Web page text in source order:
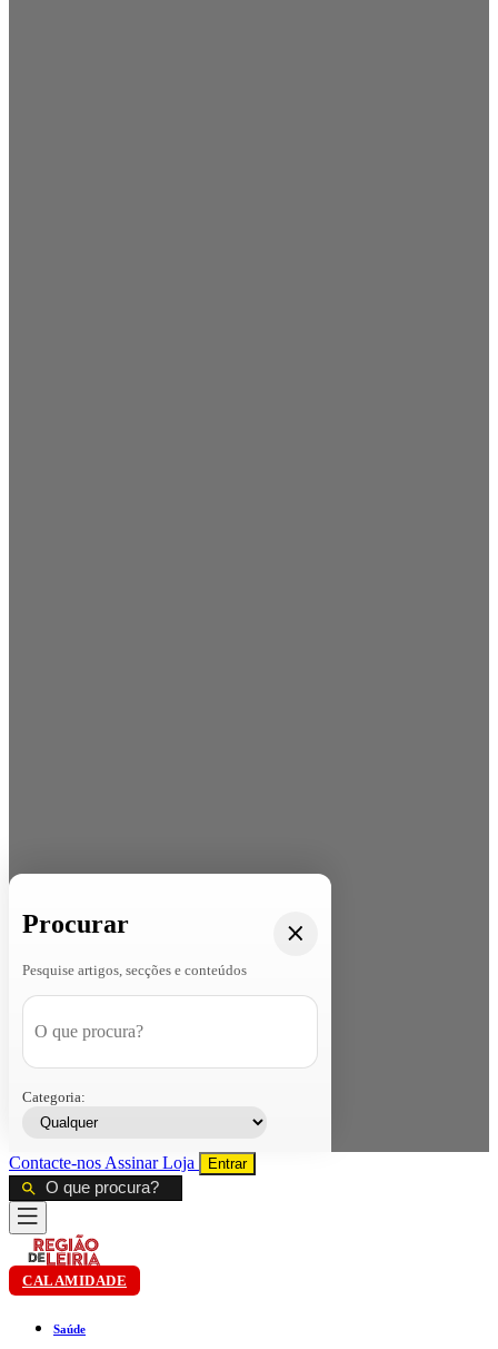
Procurar
Pesquise artigos, secções e conteúdos
Categoria:
Contacte-nos AssinarLoja Entrar
CALAMIDADE
Saúde